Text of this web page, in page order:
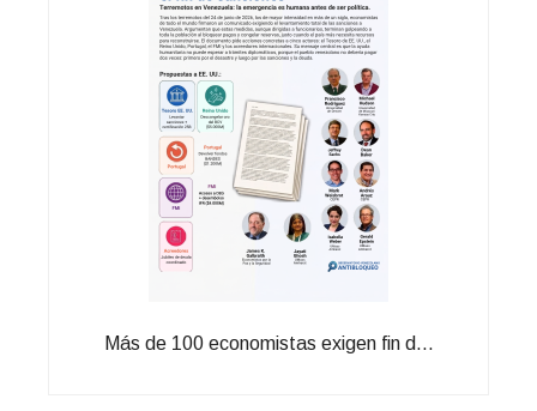
Más de 100 economistas exigen fin d...